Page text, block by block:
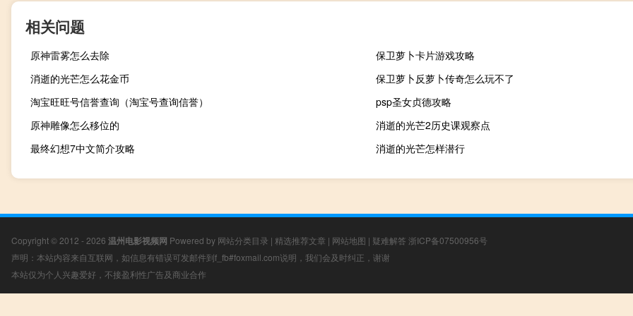
相关问题
原神雷雾怎么去除
保卫萝卜卡片游戏攻略
消逝的光芒怎么花金币
保卫萝卜反萝卜传奇怎么玩不了
淘宝旺旺号信誉查询（淘宝号查询信誉）
psp圣女贞德攻略
原神雕像怎么移位的
消逝的光芒2历史课观察点
最终幻想7中文简介攻略
消逝的光芒怎样潜行
Copyright © 2012 - 2026 温州电影视频网 Powered by 网站分类目录 | 精选推荐文章 | 网站地图 | 疑难解答 浙ICP备07500956号
声明：本站内容来自互联网，如信息有错误可发邮件到f_fb#foxmail.com说明，我们会及时纠正，谢谢
本站仅为个人兴趣爱好，不接盈利性广告及商业合作